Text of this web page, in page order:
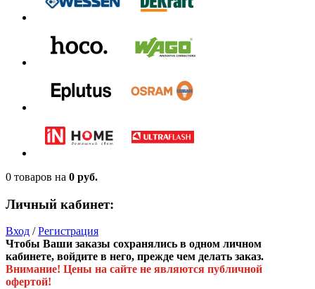
0 товаров на 0 руб.
Личный кабинет:
Вход /Регистрация
Чтобы Ваши заказы сохранялись в одном личном
кабинете, войдите в него, прежде чем делать заказ.
Внимание! Цены на сайте не являются публичной
офертой!